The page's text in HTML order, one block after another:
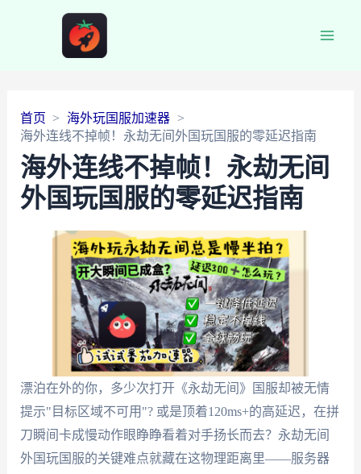
首页
海外玩国服加速器
海外连线不掉帧！永劫无间外国玩国服的零延迟指南
海外连线不掉帧！永劫无间
外国玩国服的零延迟指南
漂泊在外的你，多少次打开《永劫无间》国服却被无情
提示"目标区域不可用"? 或是顶着120ms+的高延迟，在拼
刀瞬间卡成慢动作眼睁睁看着对手扬长而去？永劫无间
外国玩国服的关键难点就藏在这物理距离里——服务器